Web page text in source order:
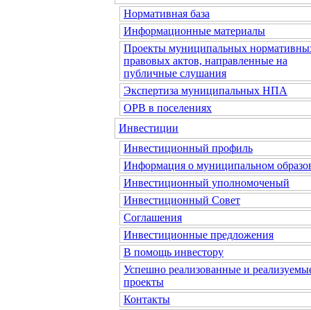
Нормативная база
Информационные материалы
Проекты муниципальных
правовых актов, направленные на
публичные слушания
Экспертиза муниципальных НПА
ОРВ в поселениях
Инвестиции
Инвестиционный профиль
Информация о муниципальном
Инвестиционный уполномоченый
Инвестиционный Совет
Соглашения
Инвестиционные предложения
В помощь инвестору
Успешно реализованные и
проекты
Контакты